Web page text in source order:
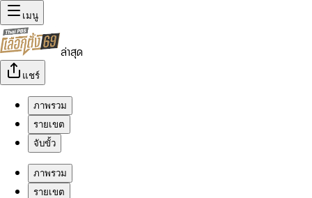
เมนู
ล่าสุด
แชร์
ภาพรวม
รายเขต
จับขั้ว
ภาพรวม
รายเขต